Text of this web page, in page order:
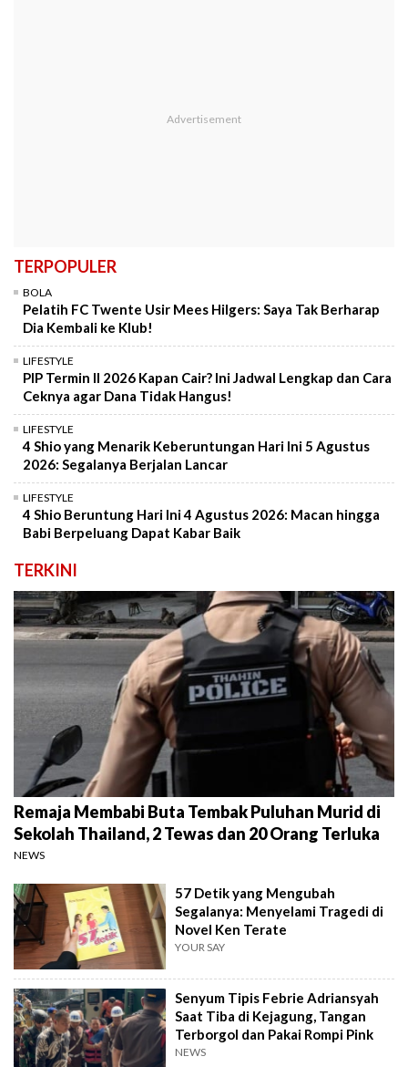
TERPOPULER
BOLA
Pelatih FC Twente Usir Mees Hilgers: Saya Tak Berharap
Dia Kembali ke Klub!
LIFESTYLE
PIP Termin II 2026 Kapan Cair? Ini Jadwal Lengkap dan Cara
Ceknya agar Dana Tidak Hangus!
LIFESTYLE
4 Shio yang Menarik Keberuntungan Hari Ini 5 Agustus
2026: Segalanya Berjalan Lancar
LIFESTYLE
4 Shio Beruntung Hari Ini 4 Agustus 2026: Macan hingga
Babi Berpeluang Dapat Kabar Baik
TERKINI
Remaja Membabi Buta Tembak Puluhan Murid di
Sekolah Thailand, 2 Tewas dan 20 Orang Terluka
NEWS
57 Detik yang Mengubah
Segalanya: Menyelami Tragedi di
Novel Ken Terate
YOUR SAY
Senyum Tipis Febrie Adriansyah
Saat Tiba di Kejagung, Tangan
Terborgol dan Pakai Rompi Pink
NEWS